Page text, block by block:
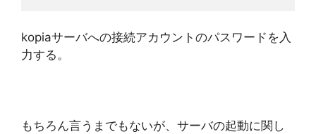
kopiaサーバへの接続アカウントのパスワードを入
力する。
もちろん言うまでもないが、サーバの起動に関し